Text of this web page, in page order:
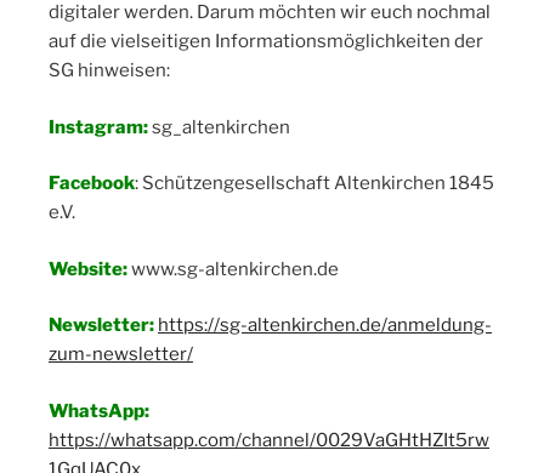
digitaler werden. Darum möchten wir euch nochmal
auf die vielseitigen Informationsmöglichkeiten der
SG hinweisen:
Instagram:sg_altenkirchen
Facebook: Schützengesellschaft Altenkirchen 1845
e.V.
Website:www.sg-altenkirchen.de
Newsletter: https://sg-altenkirchen.de/anmeldung-
zum-newsletter/
WhatsApp:
https://whatsapp.com/channel/0029VaGHtHZIt5rw